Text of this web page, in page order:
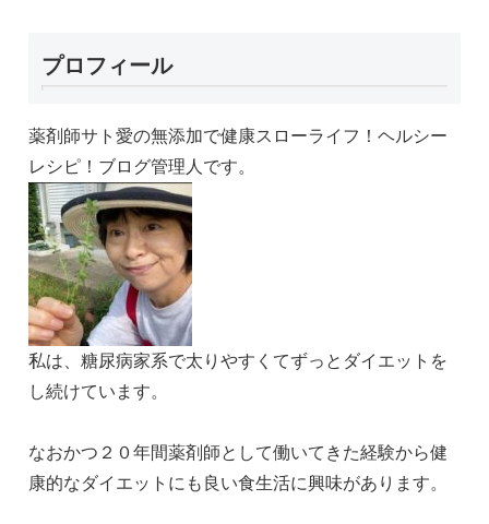
プロフィール
薬剤師サト愛の無添加で健康スローライフ！ヘルシー
レシピ！ブログ管理人です。
私は、糖尿病家系で太りやすくてずっとダイエットを
し続けています。
なおかつ２０年間薬剤師として働いてきた経験から健
康的なダイエットにも良い食生活に興味があります。